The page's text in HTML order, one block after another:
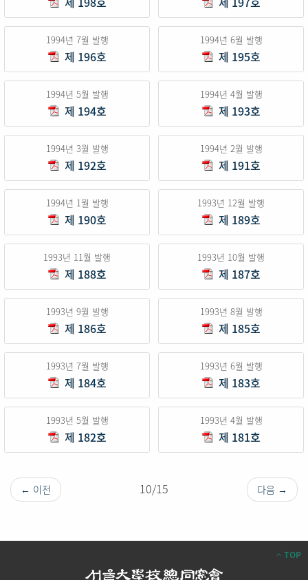
1994년 7월 발행
제 196호
1994년 6월 발행
제 195호
1994년 5월 발행
제 194호
1994년 4월 발행
제 193호
1994년 3월 발행
제 192호
1994년 2월 발행
제 191호
1994년 1월 발행
제 190호
1993년 12월 발행
제 189호
1993년 11월 발행
제 188호
1993년 10월 발행
제 187호
1993년 9월 발행
제 186호
1993년 8월 발행
제 185호
1993년 7월 발행
제 184호
1993년 6월 발행
제 183호
1993년 5월 발행
제 182호
1993년 4월 발행
제 181호
← 이전 10/15 다음 →
TOP